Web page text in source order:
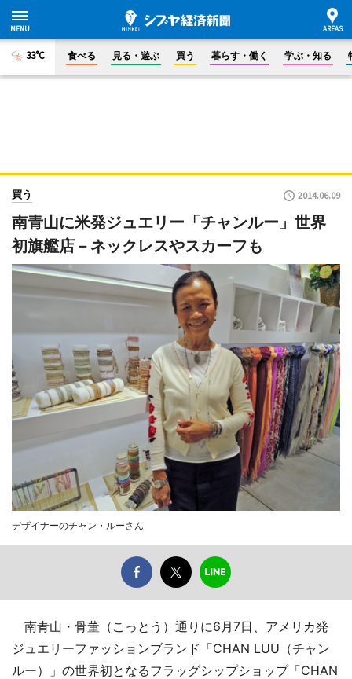
33°C 食べる 見る・遊ぶ 買う 暮らす・働く 学ぶ・知る
買う 2014.06.09
南青山に米発ジュエリー「チャンルー」世界
初旗艦店－ネックレスやスカーフも
デザイナーのチャン・ルーさん
南青山・骨董（こっとう）通りに6月7日、アメリカ発
ジュエリーファッションブランド「CHAN LUU（チャン
ルー）」の世界初となるフラッグシップショップ「CHAN